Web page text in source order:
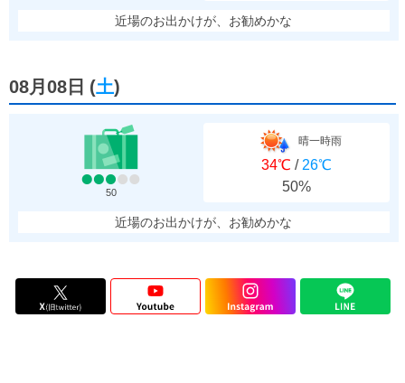
近場のお出かけが、お勧めかな
08月08日 (土)
50
晴一時雨
34℃ / 26℃
50%
近場のお出かけが、お勧めかな